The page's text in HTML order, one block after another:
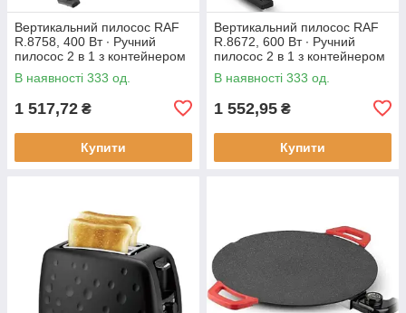
Вертикальний пилосос RAF
R.8758, 400 Вт ∙ Ручний
пилосос 2 в 1 з контейнером
В наявності 333 од.
1 517,72 ₴
Купити
Вертикальний пилосос RAF
R.8672, 600 Вт ∙ Ручний
пилосос 2 в 1 з контейнером
В наявності 333 од.
1 552,95 ₴
Купити